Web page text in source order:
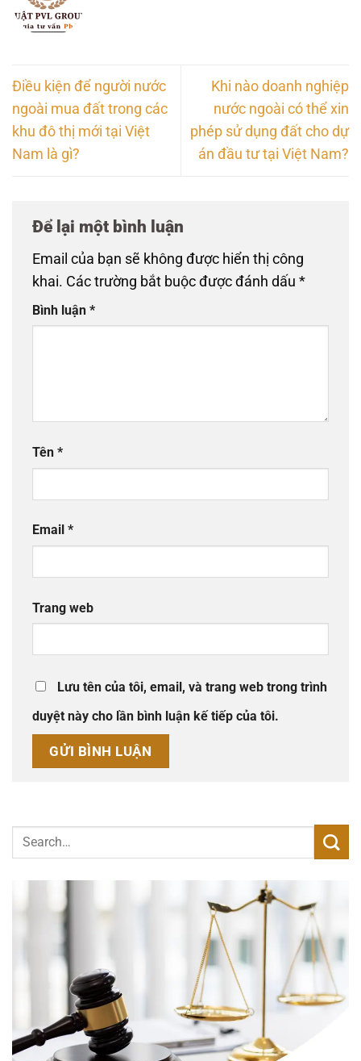
Điều kiện để người nước
ngoài mua đất trong các
khu đô thị mới tại Việt
Nam là gì?
Khi nào doanh nghiệp
nước ngoài có thể xin
phép sử dụng đất cho dự
án đầu tư tại Việt Nam?
Để lại một bình luận
Email của bạn sẽ không được hiển thị công
khai. Các trường bắt buộc được đánh dấu *
Bình luận *
Tên *
Email *
Trang web
Lưu tên của tôi, email, và trang web trong trình
duyệt này cho lần bình luận kế tiếp của tôi.